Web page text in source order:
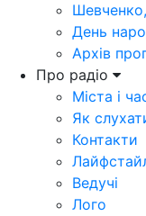
День
Архів
Про радіо
Міста і
Як
Контакти
Ведучі
Лого